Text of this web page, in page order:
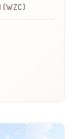
(WZC)